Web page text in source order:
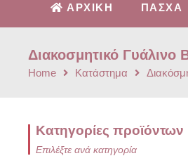
ΑΡΧΙΚΗ ΠΑΣΧΑ
Διακοσμητικό
Home Κατάστημα
Κατηγορίες προϊόντων
Επιλέξτε ανά κατηγορία